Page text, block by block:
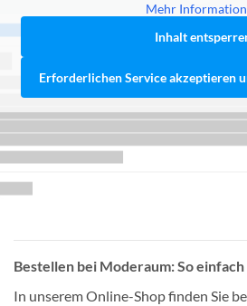
Mehr
Inhalt
Erforderlichen Service akzeptieren
Bestellen bei Moderaum: So einfach
In unserem Online-Shop finden Sie